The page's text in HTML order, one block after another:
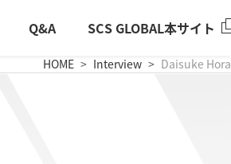
Q&A SCS GLOBAL本サイト
HOME Interview Daisuke Hora